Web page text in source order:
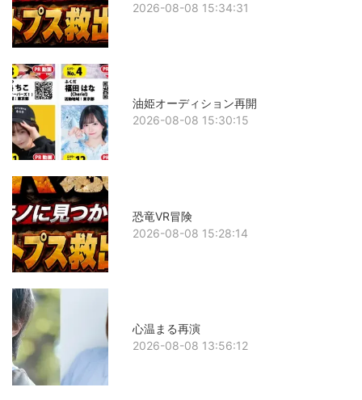
2026-08-08 15:34:31
油姫オーディション再開
2026-08-08 15:30:15
恐竜VR冒険
2026-08-08 15:28:14
心温まる再演
2026-08-08 13:56:12